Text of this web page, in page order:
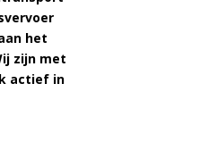
het
zijn met
actief in